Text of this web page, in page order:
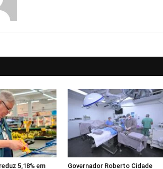
5,18% em
Governador Roberto Cidade